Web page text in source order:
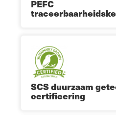
PEFC
SCS duurzaam
certificering